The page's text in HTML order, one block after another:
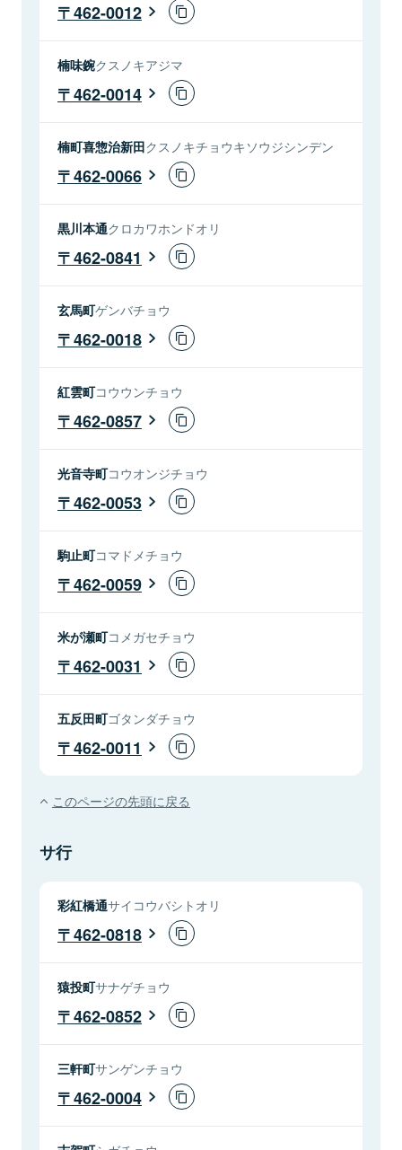
462-0012
楠味鋺クスノキアジマ
462-0014
楠町喜惣治新田クスノキチョウキソウジシンデン
462-0066
黒川本通クロカワホンドオリ
462-0841
玄馬町ゲンバチョウ
462-0018
紅雲町コウウンチョウ
462-0857
光音寺町コウオンジチョウ
462-0053
駒止町コマドメチョウ
462-0059
米が瀬町コメガセチョウ
462-0031
五反田町ゴタンダチョウ
462-0011
このページの先頭に戻る
サ行
彩紅橋通サイコウバシトオリ
462-0818
猿投町サナゲチョウ
462-0852
三軒町サンゲンチョウ
462-0004